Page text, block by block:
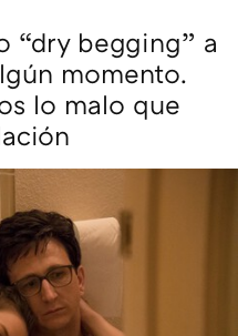
“dry begging” a
momento.
lo malo que